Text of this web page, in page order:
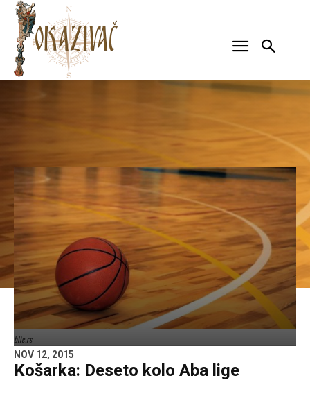
blic.rs
NOV 12, 2015
Košarka: Deseto kolo Aba lige